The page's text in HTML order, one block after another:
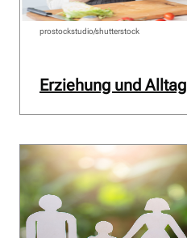
Erziehung und Alltag
prostockstudio/shutterstock